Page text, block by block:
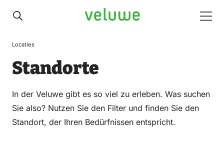
Veluwe
Locaties
Standorte
In der Veluwe gibt es so viel zu erleben. Was suchen
Sie also? Nutzen Sie den Filter und finden Sie den
Standort, der Ihren Bedürfnissen entspricht.